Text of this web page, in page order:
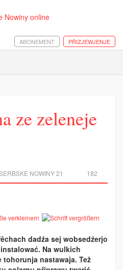
PŘIZJEWJENJE
ABONEMENT
ze zeleneje
182
NOWINY 21
dadźa sej wobsedźerjo
Na wulkich
nastawaja. Tež